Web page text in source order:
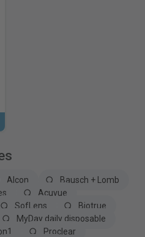
Alcon
Bausch + Lomb
Acuvue
SofLens
Biotrue
MyDay daily disposable
Proclear